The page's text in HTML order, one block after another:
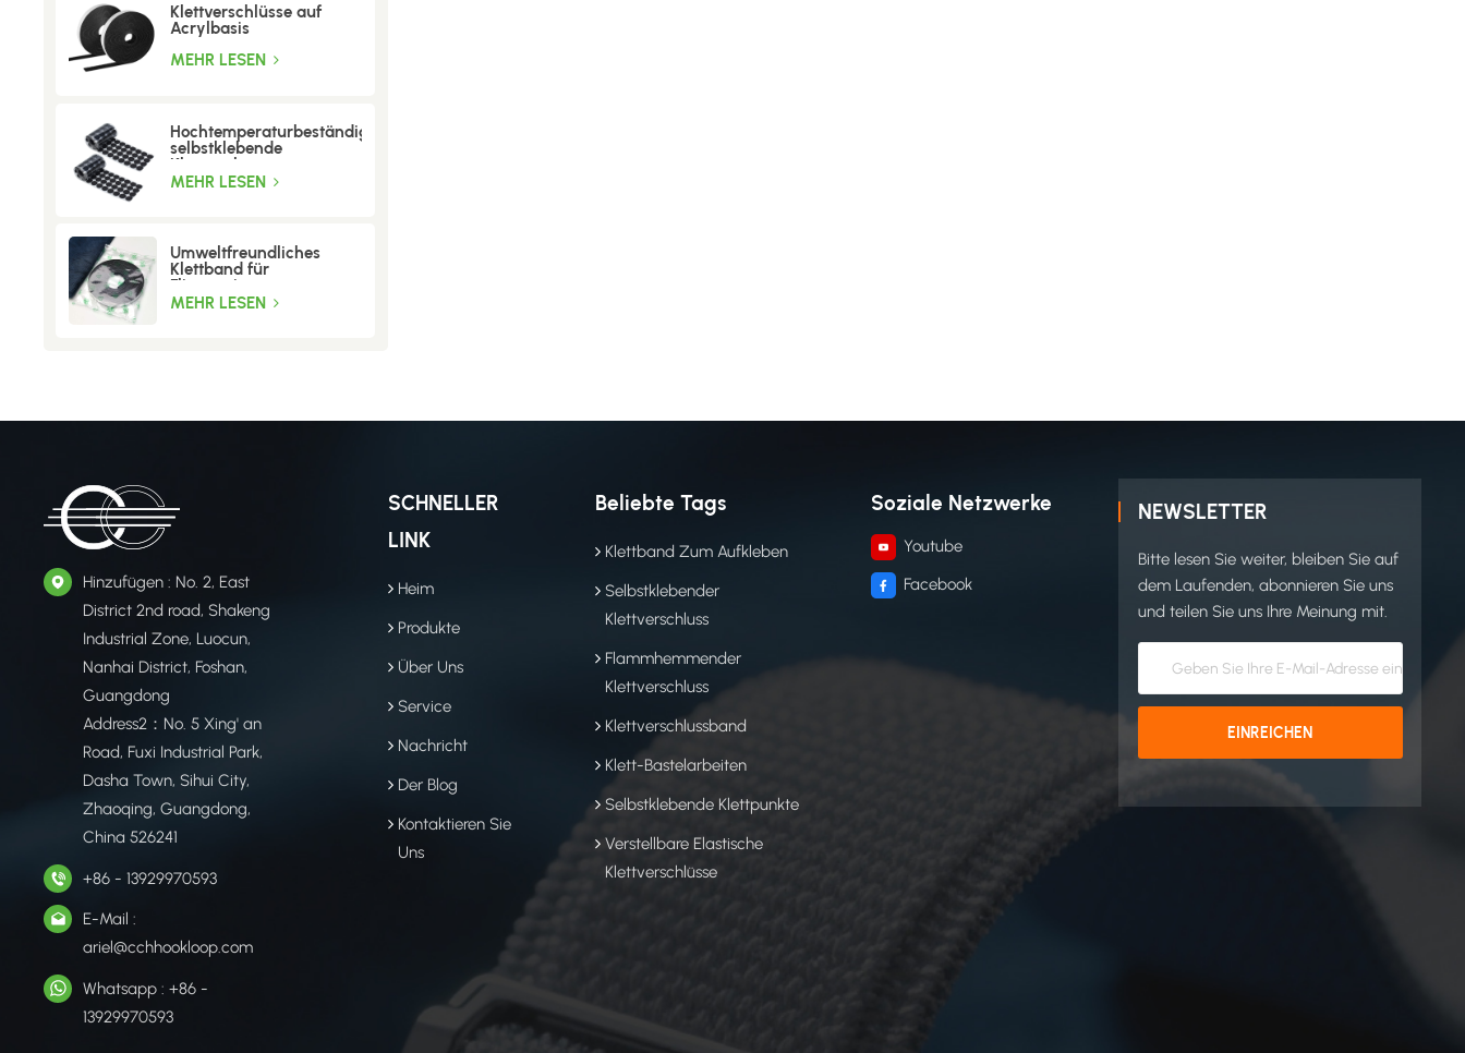
Klettverschlüsse auf
Acrylbasis
MEHR LESEN
Hochtemperaturbeständige
selbstklebende
Klettpunkte
MEHR LESEN
Umweltfreundliches
Klettband für
Fliegengitter
MEHR LESEN
Hinzufügen : No. 2, East
District 2nd road, Shakeng
Industrial Zone, Luocun,
Nanhai District, Foshan,
Guangdong
Address2：No. 5 Xing' an
Road, Fuxi Industrial Park,
Dasha Town, Sihui City,
Zhaoqing, Guangdong,
China 526241
+86 - 13929970593
E-Mail :
ariel@cchhookloop.com
Whatsapp : +86 -
13929970593
SCHNELLER
LINK
Heim
Produkte
Über Uns
Service
Nachricht
Der Blog
Kontaktieren Sie
Uns
Beliebte Tags
Klettband Zum Aufkleben
Selbstklebender
Klettverschluss
Flammhemmender
Klettverschluss
Klettverschlussband
Klett-Bastelarbeiten
Selbstklebende Klettpunkte
Verstellbare Elastische
Klettverschlüsse
Soziale Netzwerke
Youtube
Facebook
NEWSLETTER
Bitte lesen Sie weiter, bleiben Sie auf
dem Laufenden, abonnieren Sie uns
und teilen Sie uns Ihre Meinung mit.